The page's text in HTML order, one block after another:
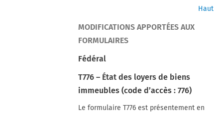
Haut
MODIFICATIONS APPORTÉES AUX
FORMULAIRES
Fédéral
T776 – État des loyers de biens
immeubles (code d’accès : 776)
Le formulaire T776 est présentement en